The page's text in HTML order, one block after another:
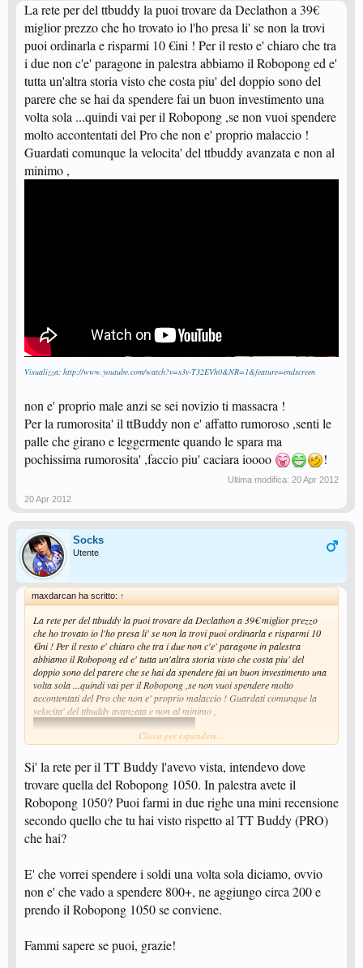
La rete per del ttbuddy la puoi trovare da Declathon a 39€
miglior prezzo che ho trovato io l'ho presa li' se non la trovi
puoi ordinarla e risparmi 10 €ini ! Per il resto e' chiaro che tra
i due non c'e' paragone in palestra abbiamo il Robopong ed e'
tutta un'altra storia visto che costa piu' del doppio sono del
parere che se hai da spendere fai un buon investimento una
volta sola ...quindi vai per il Robopong ,se non vuoi spendere
molto accontentati del Pro che non e' proprio malaccio !
Guardati comunque la velocita' del ttbuddy avanzata e non al
minimo ,
Visualizza: http://www.youtube.com/watch?v=s3v-T32EVh0&NR=1&feature=endscreen
non e' proprio male anzi se sei novizio ti massacra !
Per la rumorosita' il ttBuddy non e' affatto rumoroso ,senti le
palle che girano e leggermente quando le spara ma
pochissima rumorosita' ,faccio piu' caciara ioooo
!
Ultima modifica: 20 Apr 2012
20 Apr 2012
Socks
Utente
maxdarcan ha scritto: ↑
La rete per del ttbuddy la puoi trovare da Declathon a 39€ miglior prezzo
che ho trovato io l'ho presa li' se non la trovi puoi ordinarla e risparmi 10
€ini ! Per il resto e' chiaro che tra i due non c'e' paragone in palestra
abbiamo il Robopong ed e' tutta un'altra storia visto che costa piu' del
doppio sono del parere che se hai da spendere fai un buon investimento una
volta sola ...quindi vai per il Robopong ,se non vuoi spendere molto
accontentati del Pro che non e' proprio malaccio ! Guardati comunque la
velocita' del ttbuddy avanzata e non al minimo ,
Visualizza: http://www.youtube.com/watch?v=s3v-T32EVh0&NR=1&feature=endscreen
non e' proprio male anzi se sei novizio ti massacra !
Clicca per espandere...
Si' la rete per il TT Buddy l'avevo vista, intendevo dove
trovare quella del Robopong 1050. In palestra avete il
Robopong 1050? Puoi farmi in due righe una mini recensione
secondo quello che tu hai visto rispetto al TT Buddy (PRO)
che hai?
E' che vorrei spendere i soldi una volta sola diciamo, ovvio
non e' che vado a spendere 800+, ne aggiungo circa 200 e
prendo il Robopong 1050 se conviene.
Fammi sapere se puoi, grazie!